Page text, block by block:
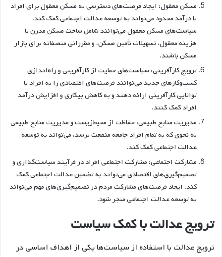
مسکن معقول: ایجاد فرصت‌های دسترسی به مسکن معقول برای افراد
با درآمد محدود می‌تواند به توسعه عدالت اجتماعی کمک کند.
سیاست‌های مسکن معقول می‌توانند شامل ساخت مسکن مدرن با
هزینه معقول، تسهیلات تأمین مسکن، و مقرراتی منصفانه برای بازار
مسکن باشند.
ترویج کارآفرینی: سیاست‌های حمایت از کارآفرینی و راه‌اندازی
کسب‌وکارهای جدید می‌توانند فرصت‌های اقتصادی را به افراد با
توانایی کارآفرینی ارائه دهند و به کاهش بیکاری و افزایش درآمد
افراد کمک کنند.
مدیریت منابع طبیعی: حفاظت از محیط‌زیست و مدیریت منابع طبیعی
به نحوی که به تمام افراد جامعه منفعت برسد، می‌تواند به توسعه
عدالت اجتماعی کمک کند.
مشارکت اجتماعی: مشارکت اجتماعی افراد در فرآیند سیاست‌گذاری و
تصمیم‌گیری‌های اقتصادی می‌تواند به تضمین عدالت اجتماعی کمک
کند. ایجاد فرصت‌های مشارکت مردم در تصمیم‌گیری‌های مهم می‌تواند
به توسعه عدالت اجتماعی منجر شود.
ترویج عدالت با کمک سیاست
ترویج عدالت با استفاده از سیاست‌ها یکی از اهداف اساسی در